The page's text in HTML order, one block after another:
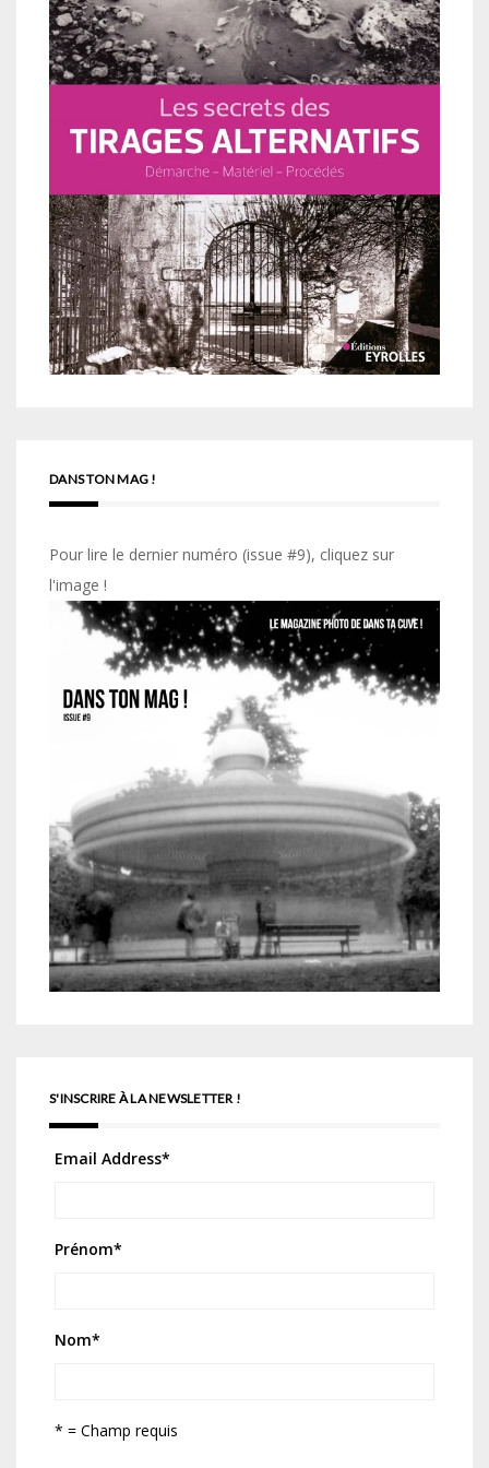
DANS TON MAG !
Pour lire le dernier numéro (issue #9), cliquez sur
l'image !
S'INSCRIRE À LA NEWSLETTER !
Email Address*
Prénom*
Nom*
* = Champ requis